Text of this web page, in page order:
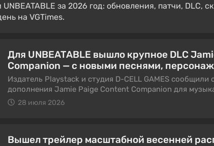
за 2026 год: обновления, патчи, DLC,
на VGTimes.
Для UNBEATABLE вышло крупное DLC
Companion — с новыми песнями,
Издатель Playstack и студия D-CELL GAMES сообщили
дополнения Jamie Paige Content Companion для
UNBEATABLE. DLC уже доступно в Steam.
28 июля 2026
Вышел трейлер масштабной весенней